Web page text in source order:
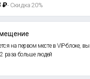
₽- Скидка 20%
на первом месте в VIP-блоке,
раза больше людей